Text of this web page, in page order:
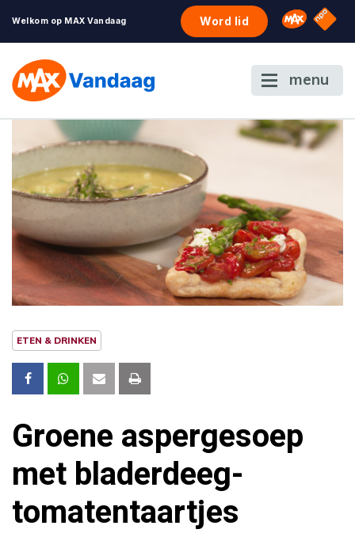
Welkom op MAX Vandaag Word lid Omroep
NPO
menu
ETEN & DRINKEN
Groene aspergesoep
met bladerdeeg-
tomatentaartjes